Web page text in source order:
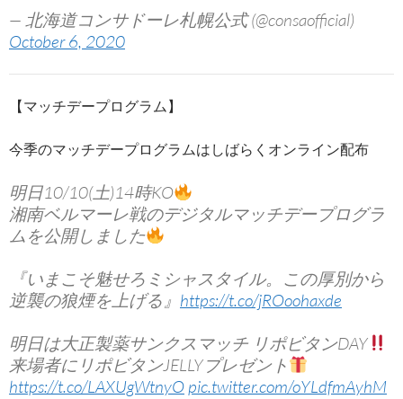
— 北海道コンサドーレ札幌公式 (@consaofficial)
October 6, 2020
【マッチデープログラム】
今季のマッチデープログラムはしばらくオンライン配布
明日10/10(土)14時KO
湘南ベルマーレ戦のデジタルマッチデープログラ
ムを公開しました
『いまこそ魅せろミシャスタイル。この厚別から
逆襲の狼煙を上げる』 https://t.co/jROoohaxde
明日は大正製薬サンクスマッチ リポビタンDAY
来場者にリポビタンJELLYプレゼント
https://t.co/LAXUgWtnyO pic.twitter.com/oYLdfmAyhM